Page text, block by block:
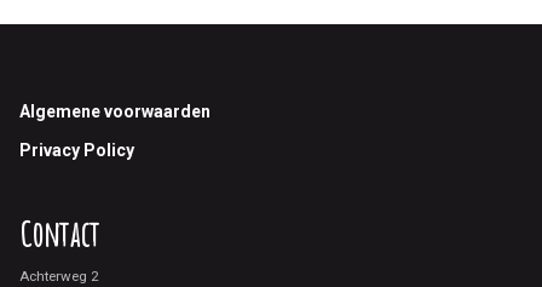
Footer
Algemene voorwaarden
Privacy Policy
Contact
Achterweg 2